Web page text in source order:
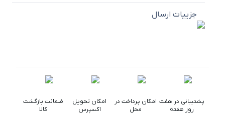
جزییات ارسال
پشتیبانی در هفت
روز هفته
امکان پرداخت در
محل
امکان تحویل
اکسپرس
ضمانت بازگشت
کالا